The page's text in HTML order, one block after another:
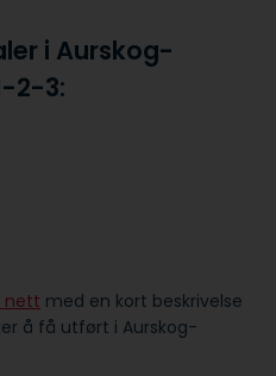
i Aurskog-
2-3:
nett med en kort beskrivelse
å få utført i Aurskog-